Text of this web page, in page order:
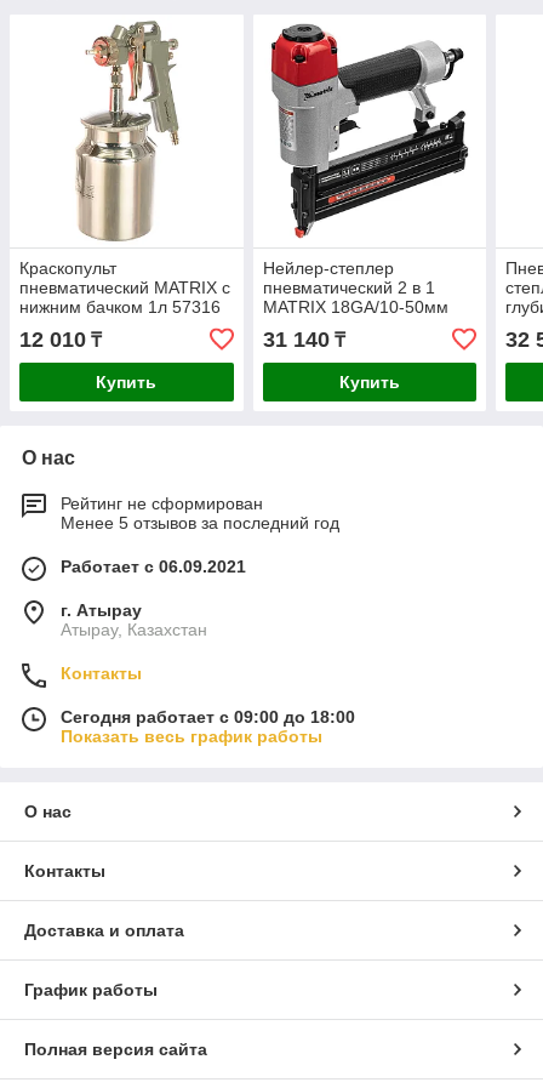
Краскопульт
пневматический MATRIX с
нижним бачком 1л 57316
12 010 ₸
Купить
Нейлер-степлер
пневматический 2 в 1
MATRIX 18GA/10-50мм
18GA/13-40мм 57426
31 140₸
Купить
32
О нас
Рейтинг не сформирован
Менее 5 отзывов за последний год
Работает с 06.09.2021
г. Атырау
Атырау, Казахстан
Контакты
Сегодня работает с 09:00 до 18:00
Показать весь график работы
О нас
Контакты
Доставка и оплата
График работы
Полная версия сайта